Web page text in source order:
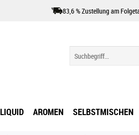
83,6 % Zustellung am
LIQUID AROMEN SELBSTMISCHEN